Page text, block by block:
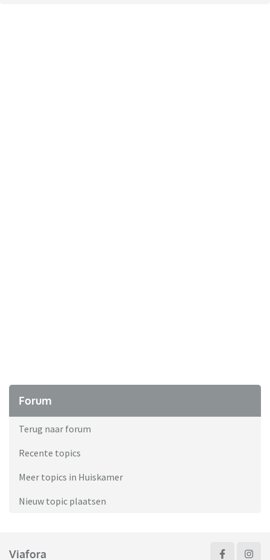
Forum
Terug naar forum
Recente topics
Meer topics in Huiskamer
Nieuw topic plaatsen
Viafora